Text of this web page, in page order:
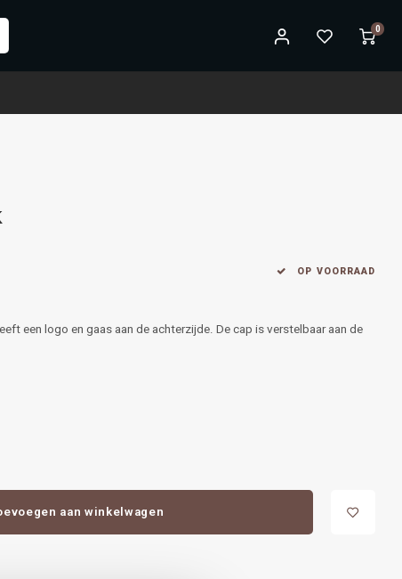
0
OP VOORRAAD
een logo en gaas aan de achterzijde. De cap is verstelbaar aan de
aan winkelwagen